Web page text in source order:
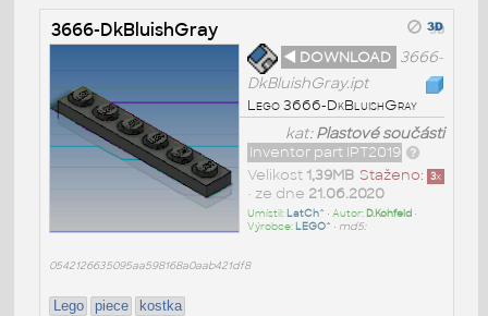
3666-DkBluishGray
◄ DOWNLOAD 3666-
DkBluishGray.ipt
Lego 3666-DkBluishGray
kat:Plastové součásti
Inventor part IPT2019
Staženo: 3x
Velikost 1,39MB
• ze dne 21.06.2020
Umístil: LatCh^ • Autor: D.Kohfeld•
Výrobce: LEGO^ • md5:
0542126635095aa598168a0aab421df8
Lego piece kostka